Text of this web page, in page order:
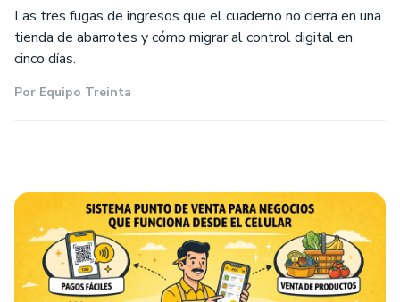
Las tres fugas de ingresos que el cuaderno no cierra en una
tienda de abarrotes y cómo migrar al control digital en
cinco días.
Por Equipo Treinta